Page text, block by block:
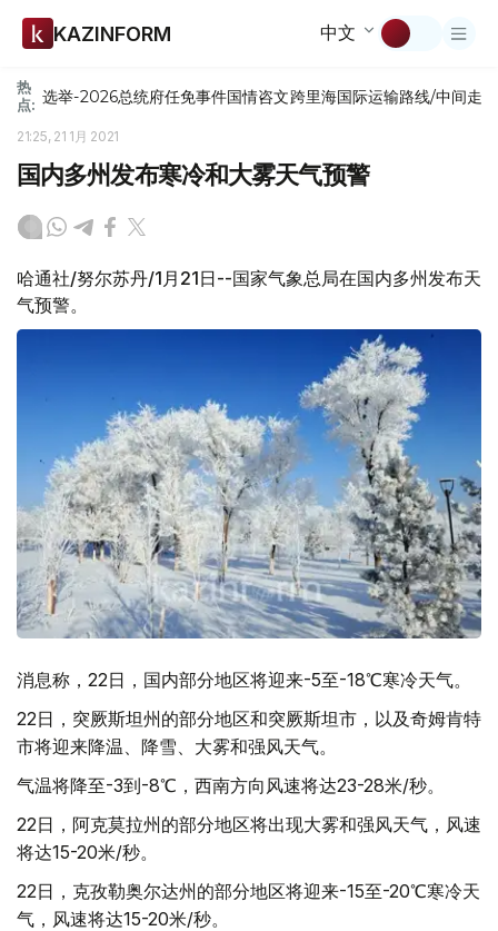
KAZINFORM 中文
热
点: 选举-2026总统府任免事件国情咨文跨里海国际运输路线/中间走廊
21:25, 21 1月 2021
国内多州发布寒冷和大雾天气预警
哈通社/努尔苏丹/1月21日--国家气象总局在国内多州发布天
气预警。
消息称，22日，国内部分地区将迎来-5至-18℃寒冷天气。
22日，突厥斯坦州的部分地区和突厥斯坦市，以及奇姆肯特
市将迎来降温、降雪、大雾和强风天气。
气温将降至-3到-8℃，西南方向风速将达23-28米/秒。
22日，阿克莫拉州的部分地区将出现大雾和强风天气，风速
将达15-20米/秒。
22日，克孜勒奥尔达州的部分地区将迎来-15至-20℃寒冷天
气，风速将达15-20米/秒。